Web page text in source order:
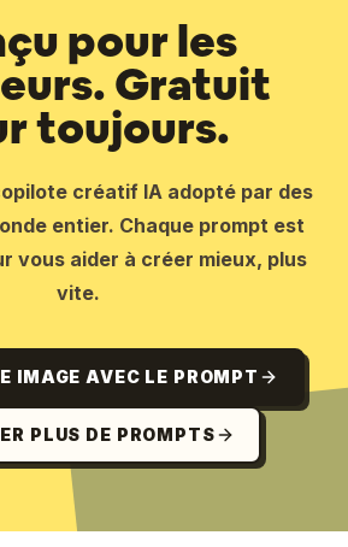
pour les
Gratuit
toujours.
créatif IA adopté par des
entier. Chaque prompt est
vous aider à créer mieux, plus
vite.
IMAGE AVEC LE PROMPT
PLUS DE PROMPTS